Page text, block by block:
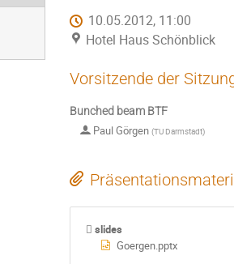
10.05.2012, 11:00
Hotel Haus Schönblick
Vorsitzende der
Bunched beam BTF
Paul Görgen (TU Darmstadt)
slides
Goergen.pptx